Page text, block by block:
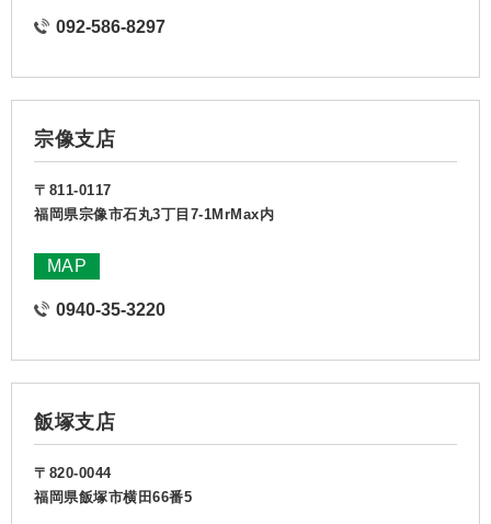
092-586-8297
宗像支店
〒811-0117
福岡県宗像市石丸3丁目7-1MrMax内
MAP
0940-35-3220
飯塚支店
〒820-0044
福岡県飯塚市横田66番5